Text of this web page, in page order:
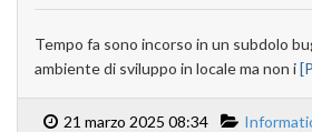
Tempo fa sono incorso in un subdolo
ambiente di sviluppo in locale ma non i
21 marzo 2025 08:34